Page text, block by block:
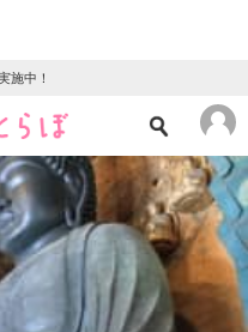
施中！
ース
ズ